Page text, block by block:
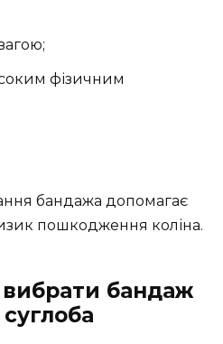
фізичним
бандажа допомагає
пошкодження коліна.
бандаж